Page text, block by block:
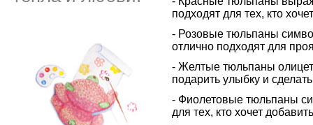
подходят для тех, кто
- Розовые тюльпаны
отлично подходят для
- Желтые тюльпаны
подарить улыбку и
- Фиолетовые тюльпаны
для тех, кто хочет